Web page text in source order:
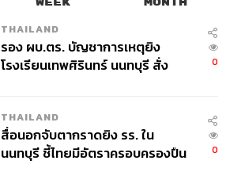
WEEK MONTH
THAILAND
รอง ผบ.ตร. บัญชาการเหตุยิง
โรงเรียนเทพศิรินทร์ นนทบุรี สั่ง
0
THAILAND
สื่อนอกจับตากราดยิง รร. ใน
นนทบุรี ชี้ไทยมีอัตราครอบครองปืน
0